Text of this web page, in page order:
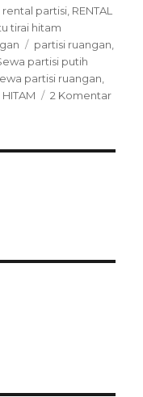
rental partisi RENTAL
tirai hitam
Tags
partisi ruangan
partisi putih
partisi ruangan
HITAM
2 Komentarpada